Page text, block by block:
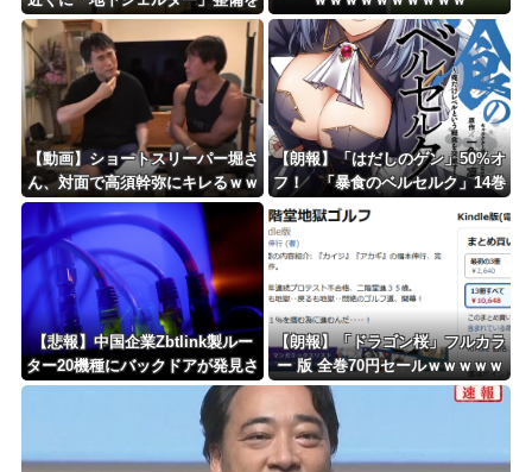
正式表明ｗｗｗｗｗｗｗｗｗ
【動画】ショートスリーパー堀さ
ん、対面で高須幹弥にキレるｗｗ
ｗｗｗｗｗｗｗ
【朗報】「はだしのゲン」50%オ
フ！ 「暴食のベルセルク」14巻
無料ｗｗｗｗｗｗ
【悲報】中国企業Zbtlink製ルー
ター20機種にバックドアが発見さ
れるｗｗｗｗｗｗｗｗｗ
【朗報】「ドラゴン桜」フルカラ
ー 版 全巻70円セールｗｗｗｗｗ
ｗｗｗ スポーツ漫画50％ポイン